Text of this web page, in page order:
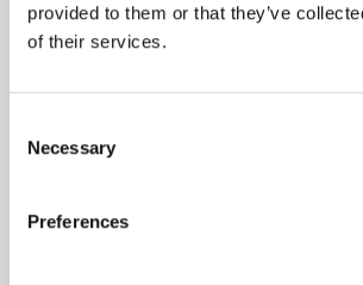
provided to them or that they’ve
of their services.
Selection
Necessary
Preferences